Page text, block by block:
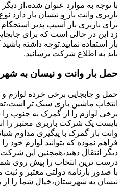
با توجه به موارد عنوان شده،از
باربری وانت بار و نیسان بار دارد
برای باربری بار آسیب پذیر
زد این در حالی است که برای
بار استفاده نمایید.توجه داشته
باید به اطلاع شرکت برسانید.
حمل بار وانت و نیسان به
حمل و جابجایی برخی خرده لوازم
انتخاب ماشین باری سبک تر
برخی لوازم را از گمرک به جنوب را
بایست یک شرکت باربری معتبر را
وانت بار گمرک با پیگیری مداوم
فراهم نموده که بتوانید لوازم خود
دیگر انتقال دهید،همچنین این
درست ترین انتخاب را پیش روی
با صدور بارنامه دولتی معتبر و
نیسان به شهرستان،خیال شما را